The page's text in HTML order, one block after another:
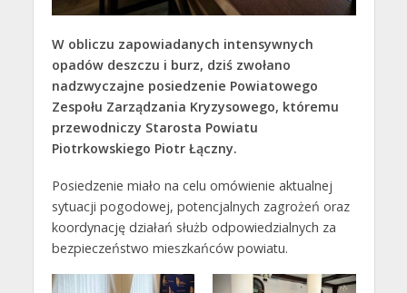
W obliczu zapowiadanych intensywnych
opadów deszczu i burz, dziś zwołano
nadzwyczajne posiedzenie Powiatowego
Zespołu Zarządzania Kryzysowego, któremu
przewodniczy Starosta Powiatu
Piotrkowskiego Piotr Łączny.
Posiedzenie miało na celu omówienie aktualnej
sytuacji pogodowej, potencjalnych zagrożeń oraz
koordynację działań służb odpowiedzialnych za
bezpieczeństwo mieszkańców powiatu.